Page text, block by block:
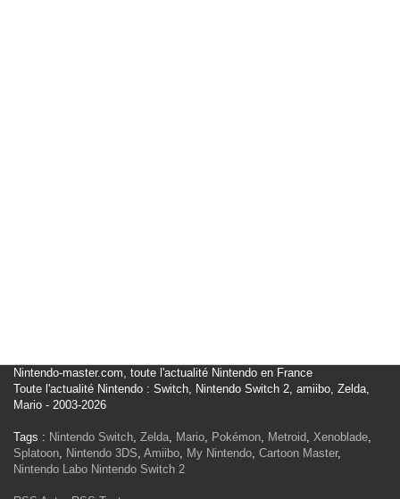
Nintendo-master.com, toute l'actualité Nintendo en France
Toute l'actualité Nintendo : Switch, Nintendo Switch 2, amiibo, Zelda,
Mario - 2003-2026
Tags : Nintendo Switch, Zelda, Mario, Pokémon, Metroid, Xenoblade,
Splatoon, Nintendo 3DS, Amiibo, My Nintendo, Cartoon Master,
Nintendo Labo Nintendo Switch 2